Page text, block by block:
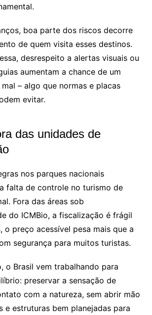
boa parte dos riscos decorre
de quem visita esses destinos.
desrespeito a alertas visuais ou
aumentam a chance de um
– algo que normas e placas
evitar.
das unidades de
nos parques nacionais
falta de controle no turismo de
Fora das áreas sob
do ICMBio, a fiscalização é frágil
o preço acessível pesa mais que a
segurança para muitos turistas.
o Brasil vem trabalhando para
preservar a sensação de
com a natureza, sem abrir mão
e estruturas bem planejadas para